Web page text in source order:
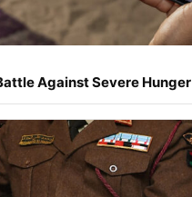
Against Severe Hunger